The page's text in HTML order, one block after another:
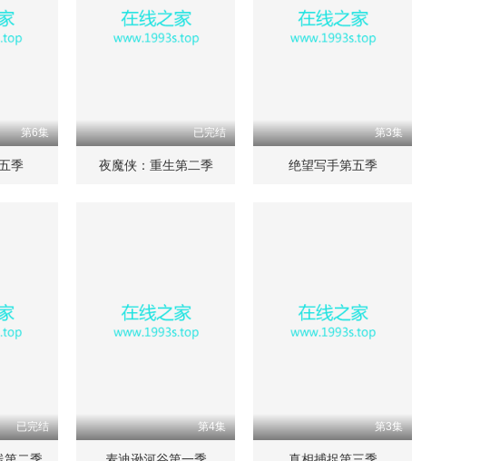
第6集
季
已完结
夜魔侠：重生第二季
第3集
绝望写手第五季
已完结 第4集 第3集